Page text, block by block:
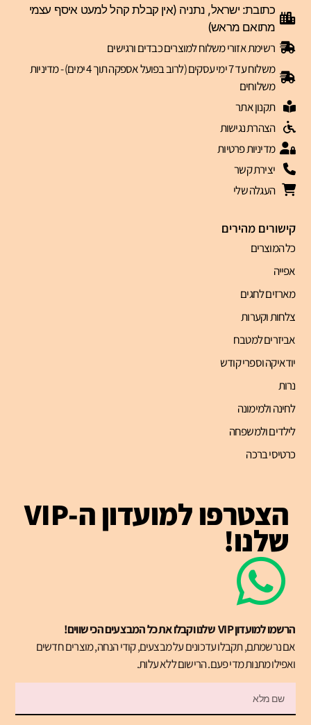
קישורים מהירים
כל המוצרים
אפייה
מארזים לחגים
צלחות וקערות
אביזרים למטבח
יודאיקה וספרי קודש
נרות
לחינה ולמימונה
לילדים ולמשפחה
כרטיסי ברכה
כתובת: ישראל, נתניה (אין קבלת קהל למעט איסף עצמי
מתואם מראש)
רשימת אזורי משלוח למוצרים כבדים ורגישים
משלוח עד 7 ימי עסקים (לרוב בפועל אספקה תוך 4 ימים) - מדיניות
משלוחים
תקנון אתר
הצהרת נגישות
מדיניות פרטיות
יצירת קשר
העגלה שלי
הצטרפו למועדון ה-VIP
שלנו!
הרשמו למועדון VIP שלנו וקבלו את כל המבצעים הכי שווים!
אם נרשמתם, תקבלו עדכונים על מבצעים, קודי הנחה, מוצרים חדשים
ואפילו מתנות מדי פעם. הרישום ללא עלות.